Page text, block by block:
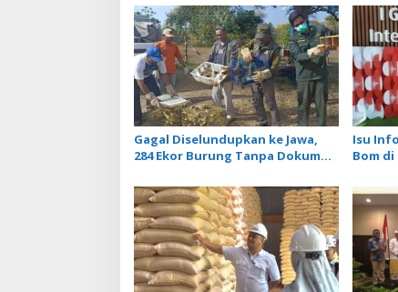
t
i
o
n
Gagal Diselundupkan ke Jawa,
284 Ekor Burung Tanpa Dokumen
Penyakit
Isu
Bom di